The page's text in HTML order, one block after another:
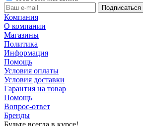
Компания
О компании
Магазины
Политика
Информация
Помощь
Условия оплаты
Условия доставки
Гарантия на товар
Помощь
Вопрос-ответ
Бренды
Будьте всегда в курсе!